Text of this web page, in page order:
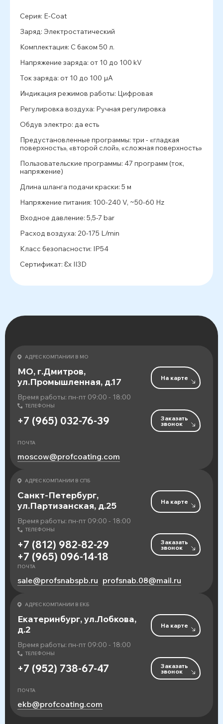
Серия: E-Coat
Заряд: Электростатический
Комплектация: С баком 50 л.
Напряжение заряда: от 10 до 100 kV
Ток заряда: от 10 до 100 µA
Индикация режимов работы: Цифровая
Регулировка воздуха: Ручная регулировка
Обдув электро: да есть
Предустановленные программы: три - «гладкая
поверхность», «второй слой», «сложная поверхность»
Пользовательские программы: 47 программ (ток,
напряжение)
Длина шланга подачи краски: 5 м
Напряжение питания: 100-240 V, ~50-60 Hz
Входное давление: 5,5-7 bar
Расход воздуха: 20-175 L/min
Класс безопасности: IP54
Сертификат: Ԑx II3D
АДРЕС КОМПАНИИ В МО
МО, г.Дмитров,
ул.Промышленная, д.17
Время работы: пн-пт 09:00 - 18:00
На карте
ТЕЛЕФОНЫ
+7 (965) 032-76-39 Заказать
звонок
ПОЧТА
moscow@profcoating.com
АДРЕС КОМПАНИИ В СПБ
Санкт-Петербург,
ул.Партизанская, д.25
Время работы: пн-пт 09:00 - 18:00
На карте
ТЕЛЕФОНЫ
+7 (812) 982-82-29
+7 (965) 096-14-18
Заказать
звонок
ПОЧТА
sale@profsnabspb.ru profsnab.08@mail.ru
АДРЕС КОМПАНИИ В ЕКБ
Екатеринбург, ул.Лобкова,
д.2
Время работы: пн-пт 09:00 - 18:00
На карте
ТЕЛЕФОНЫ
+7 (952) 738-67-47 Заказать
звонок
ПОЧТА
ekb@profcoating.com